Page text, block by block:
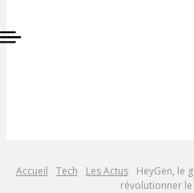
Accueil Tech Les Actus
HeyGen, le
révolutionner